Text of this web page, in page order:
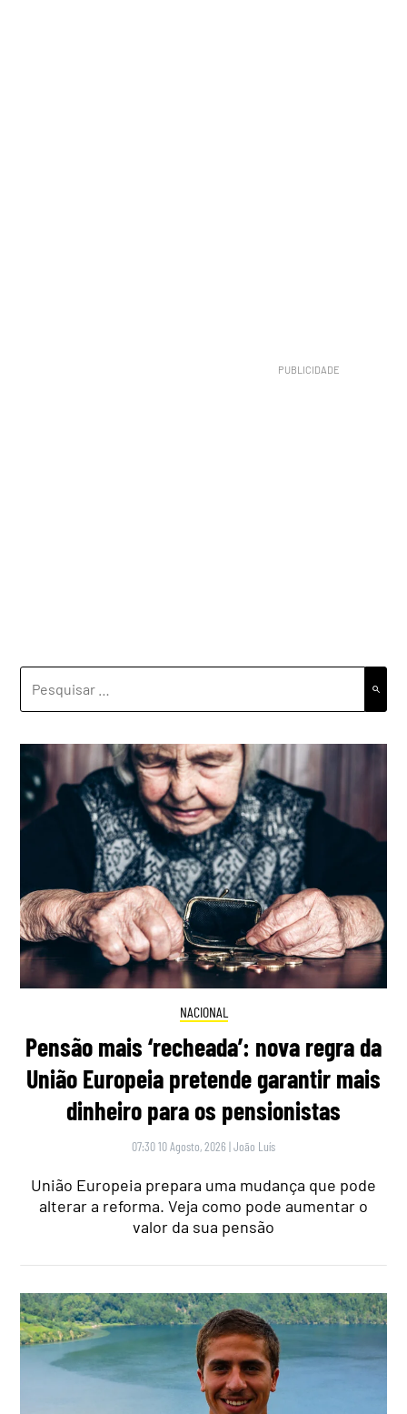
POR:
NACIONAL
Pensão mais ‘recheada’: nova regra da
União Europeia pretende garantir mais
dinheiro para os pensionistas
07:30 10 Agosto, 2026 |João Luís
União Europeia prepara uma mudança que pode
alterar a reforma. Veja como pode aumentar o
valor da sua pensão